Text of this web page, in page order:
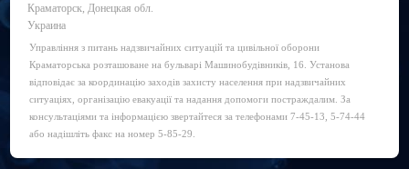
Краматорск, Донецкая обл.
Украина
Управління з питань надзвичайних ситуацій та цивільної оборони
Краматорська розташоване на бульварі Машинобудівників, 16. Установа
відповідає за координацію заходів захисту населення при надзвичайних
ситуаціях, організацію евакуації та надання допомоги постраждалим. За
консультаціями та інформацією звертайтеся за телефонами 7-45-13, 5-74-44
або надішліть факс на номер 5-85-29.